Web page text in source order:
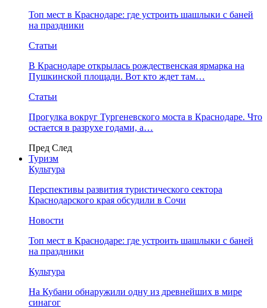
Топ мест в Краснодаре: где устроить шашлыки с баней
на праздники
Статьи
В Краснодаре открылась рождественская ярмарка на
Пушкинской площади. Вот кто ждет там…
Статьи
Прогулка вокруг Тургеневского моста в Краснодаре. Что
остается в разрухе годами, а…
Пред След
Туризм
Культура
Перспективы развития туристического сектора
Краснодарского края обсудили в Сочи
Новости
Топ мест в Краснодаре: где устроить шашлыки с баней
на праздники
Культура
На Кубани обнаружили одну из древнейших в мире
синагог